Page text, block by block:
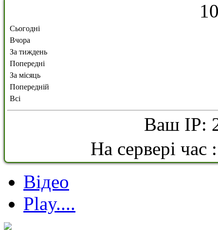
1
Сьогодні
Вчора
За тиждень
Попередні
За місяць
Попередній
Всі
Ваш IP:
На сервері
Відео
Play....